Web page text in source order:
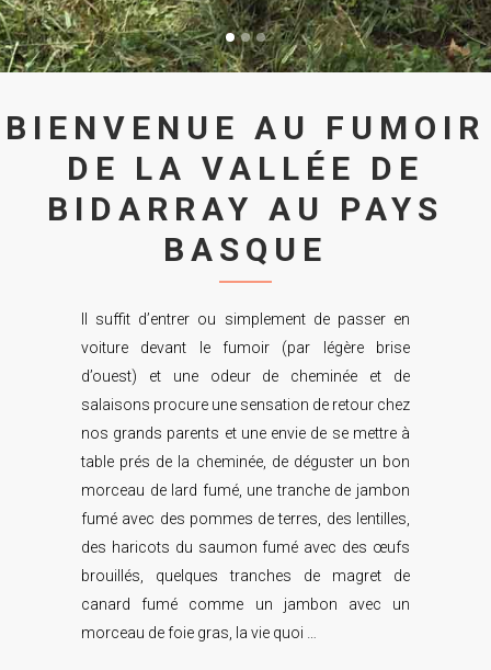
BIENVENUE AU FUMOIR
DE LA VALLÉE DE
BIDARRAY AU PAYS
BASQUE
Il suffit d’entrer ou simplement de passer en
voiture devant le fumoir (par légère brise
d’ouest) et une odeur de cheminée et de
salaisons procure une sensation de retour chez
nos grands parents et une envie de se mettre à
table prés de la cheminée, de déguster un bon
morceau de lard fumé, une tranche de jambon
fumé avec des pommes de terres, des lentilles,
des haricots du saumon fumé avec des œufs
brouillés, quelques tranches de magret de
canard fumé comme un jambon avec un
morceau de foie gras, la vie quoi …